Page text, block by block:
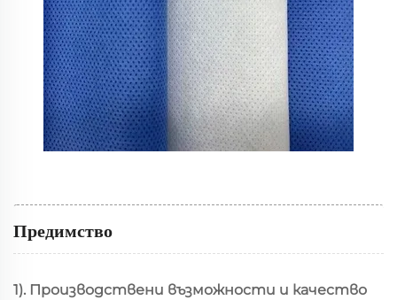
Предимство
1). Производствени възможности и качество